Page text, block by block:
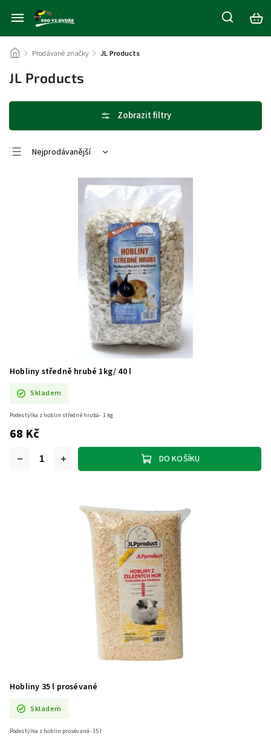
/ Prodávané značky / JL Products
JL Products
Nejprodávanější
Hobliny středně hrubé 1kg/ 40 l
Skladem
68 Kč
DO KOŠÍKU
Podestýlka z hoblin středně hrubá- 1 kg
Hobliny 35 l prosévané
Skladem
Podestýlka z hoblin prosévaná- 35 l